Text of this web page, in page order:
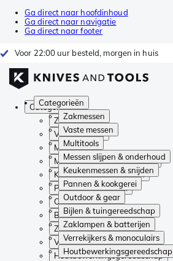
Ga direct naar hoofdinhoud
Ga direct naar navigatie
Ga direct naar footer
Voor 22:00 uur besteld, morgen in huis
Categorieën
Zakmessen
Vaste messen
Multitools
Messen slijpen & onderhoud
Keukenmessen & snijden
Pannen & kookgerei
Outdoor & gear
Bijlen & tuingereedschap
Zaklampen & batterijen
Verrekijkers & monoculairs
Houtbewerkingsgereedschap
Categorieën
Zakmessen
Vaste messen
Multitools
Messen slijpen & onderhoud
Keukenmessen & snijden
Pannen & kookgerei
Outdoor & gear
Bijlen & tuingereedschap
Zaklampen & batterijen
Verrekijkers & monoculairs
Houtbewerkingsgereedschap